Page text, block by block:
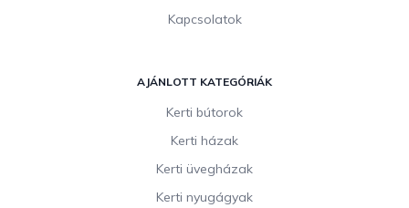
Kapcsolatok
AJÁNLOTT KATEGÓRIÁK
Kerti bútorok
Kerti házak
Kerti üvegházak
Kerti nyugágyak